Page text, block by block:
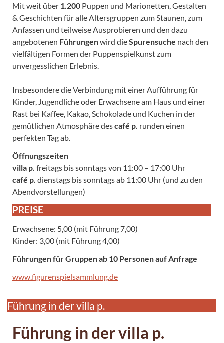
Mit weit über 1.200 Puppen und Marionetten, Gestalten
& Geschichten für alle Altersgruppen zum Staunen, zum
Anfassen und teilweise Ausprobieren und den dazu
angebotenen Führungenwird dieSpurensuche nach den
vielfältigen Formen der Puppenspielkunst zum
unvergesslichen Erlebnis.
Insbesondere die Verbindung mit einer Aufführung für
Kinder, Jugendliche oder Erwachsene am Haus und einer
Rast bei Kaffee, Kakao, Schokolade und Kuchen in der
gemütlichen Atmosphäre descafé p. runden einen
perfekten Tag ab.
Öffnungszeiten
villa p. freitags bis sonntags von 11:00 – 17:00 Uhr
café p. dienstags bis sonntags ab 11:00 Uhr (und zu den
Abendvorstellungen)
PREISE
Erwachsene: 5,00 (mit Führung 7,00)
Kinder: 3,00 (mit Führung 4,00)
Führungen für Gruppen ab 10 Personen auf Anfrage
www.figurenspielsammlung.de
Führung in der villa p.
Führung in der villa p.